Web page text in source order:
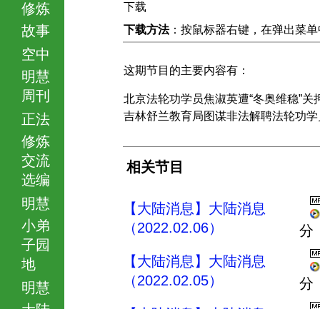
修炼
故事
空中
明慧
周刊
正法
修炼
交流
选编
明慧
小弟
子园
地
明慧
下载
下载方法：按鼠标器右键，在弹出菜
这期节目的主要内容有：
北京法轮功学员焦淑英遭“冬奥维稳”关
吉林舒兰教育局图谋非法解聘法轮功学
相关节目
【大陆消息】大陆消息
（2022.02.06）
分
【大陆消息】大陆消息
（2022.02.05）
分